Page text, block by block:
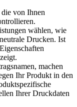
von Ihnen
wählen, wie
Drucken. Ist
machen
Ihr Produkt in den
Ihrer Druckdaten